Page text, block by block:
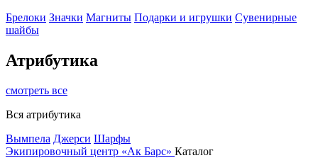
Брелоки Значки Магниты Подарки и игрушки Сувенирные
шайбы
Атрибутика
смотреть все
Вся атрибутика
Вымпела Джерси Шарфы
Экипировочный центр «Ак Барс» Каталог